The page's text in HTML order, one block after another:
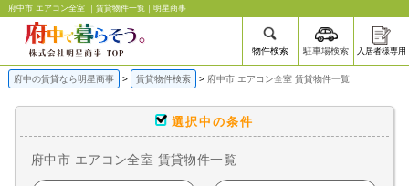
府中市 エアコン全室 ｜賃貸物件一覧｜明星商事
物件検索 駐車場検索 入居者様専用
府中の賃貸なら明星商事 賃貸物件検索 府中市 エアコン全室 賃貸物件一覧
選択中の条件
府中市 エアコン全室 賃貸物件一覧